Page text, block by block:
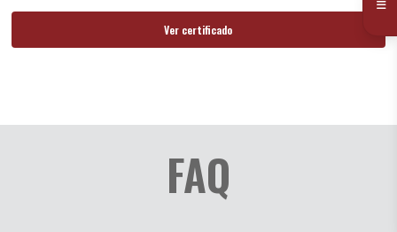
Ver certificado
FAQ